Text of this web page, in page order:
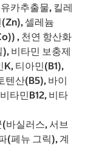
카추출물, 킬레
셀레늄
, 천연 항산화
비타민 보충제
K, 티아민(B1),
텐산(B5), 바이
타민B12, 비타
바실러스, 서브
(페뉴 그릭), 계